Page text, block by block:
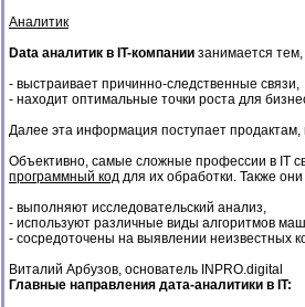
Аналитик
Data аналитик в IT-компании занимается тем,
- выстраивает причинно-следственные связи,
- находит оптимальные точки роста для
Далее эта информация поступает
Объективно, самые сложные профессии в IT
программный код для их обработки. Также они
- выполняют исследовательский анализ,
- используют различные виды алгоритмов
- сосредоточены на выявлении неизвестных
Виталий Арбузов, основатель INPRO.digital
Главные направления дата-аналитики в IT: